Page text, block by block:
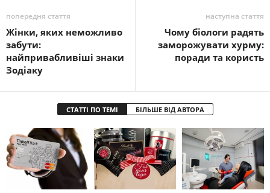
попередня стаття
Жінки, яких неможливо
забути:
найпривабливіші знаки
Зодіаку
наступна стаття
Чому біологи радять
заморожувати хурму:
поради та користь
СТАТТІ ПО ТЕМІ БІЛЬШЕ ВІД АВТОРА